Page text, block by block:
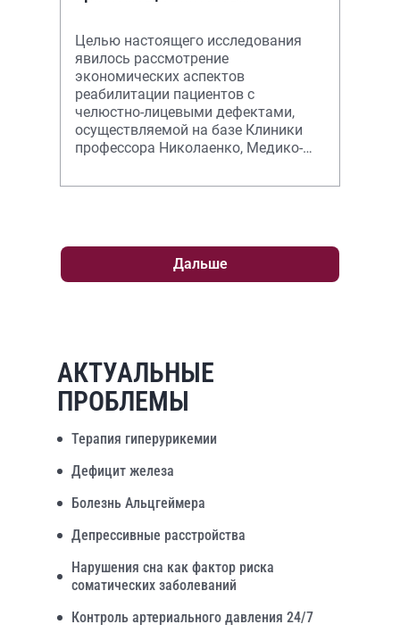
Целью настоящего исследования
явилось рассмотрение
экономических аспектов
реабилитации пациентов с
челюстно-лицевыми дефектами,
осуществляемой на базе Клиники
профессора Николаенко, Медико-
«Эпитетика», г. Красноярск, и
Дальше
АКТУАЛЬНЫЕ
ПРОБЛЕМЫ
Терапия гиперурикемии
Дефицит железа
Болезнь Альцгеймера
Депрессивные расстройства
Нарушения сна как фактор риска
соматических заболеваний
Контроль артериального давления 24/7